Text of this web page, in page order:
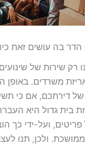
הדר בה עושים זאת
רק שירות של
משרדים. באופן
דירתכם, אם כי
בית גדול היא העברה
ועל-ידי כך
ולכן, תנו